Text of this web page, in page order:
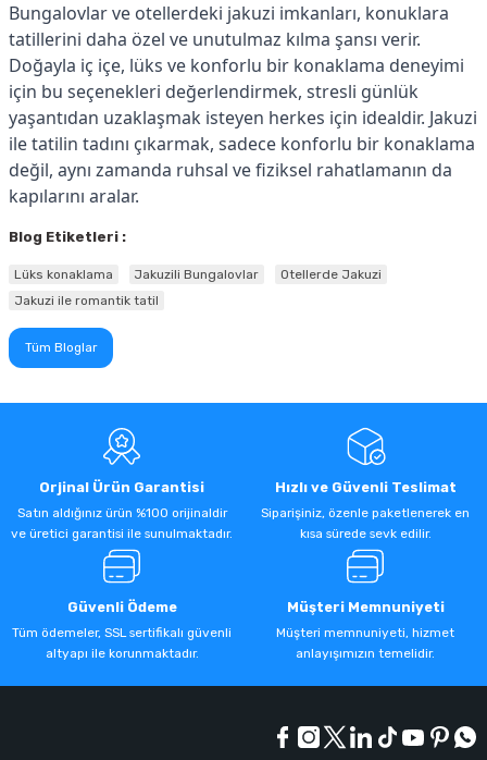
Bungalovlar ve otellerdeki jakuzi imkanları, konuklara
tatillerini daha özel ve unutulmaz kılma şansı verir.
Doğayla iç içe, lüks ve konforlu bir konaklama deneyimi
için bu seçenekleri değerlendirmek, stresli günlük
yaşantıdan uzaklaşmak isteyen herkes için idealdir. Jakuzi
ile tatilin tadını çıkarmak, sadece konforlu bir konaklama
değil, aynı zamanda ruhsal ve fiziksel rahatlamanın da
kapılarını aralar.
Blog Etiketleri :
Lüks konaklama Jakuzili Bungalovlar
Otellerde Jakuzi
Jakuzi ile romantik tatil
Tüm Bloglar
Orjinal Ürün Garantisi
Satın aldığınız ürün %100 orijinaldir
ve üretici garantisi ile sunulmaktadır.
Hızlı ve Güvenli Teslimat
Siparişiniz, özenle paketlenerek en
kısa sürede sevk edilir.
Güvenli Ödeme
Tüm ödemeler, SSL sertifikalı güvenli
altyapı ile korunmaktadır.
Müşteri Memnuniyeti
Müşteri memnuniyeti, hizmet
anlayışımızın temelidir.